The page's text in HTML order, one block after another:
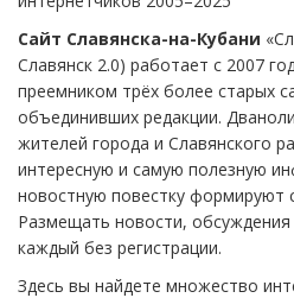
Сайт Славянска-на-Кубани
Славянск 2.0) работает с 2007
преемником трёх более старых
объединивших редакции.
жителей города и Славянского
интересную и самую полезную
новостную повестку формируют
Размещать новости,
каждый без регистрации.
Здесь вы найдете множество